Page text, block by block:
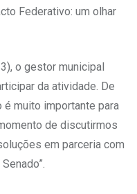
Federativo: um olhar
o gestor municipal
da atividade. De
é muito importante para
de discutirmos
em parceria com